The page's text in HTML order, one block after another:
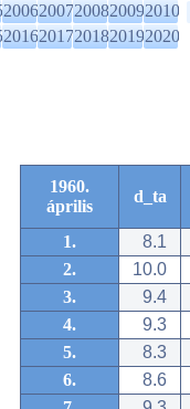
20062007200820092010
20162017201820192020
1960.
április
d_ta
1. 8.1
2.
10.0
3.
9.4
4.
9.3
5.
8.3
6.
8.6